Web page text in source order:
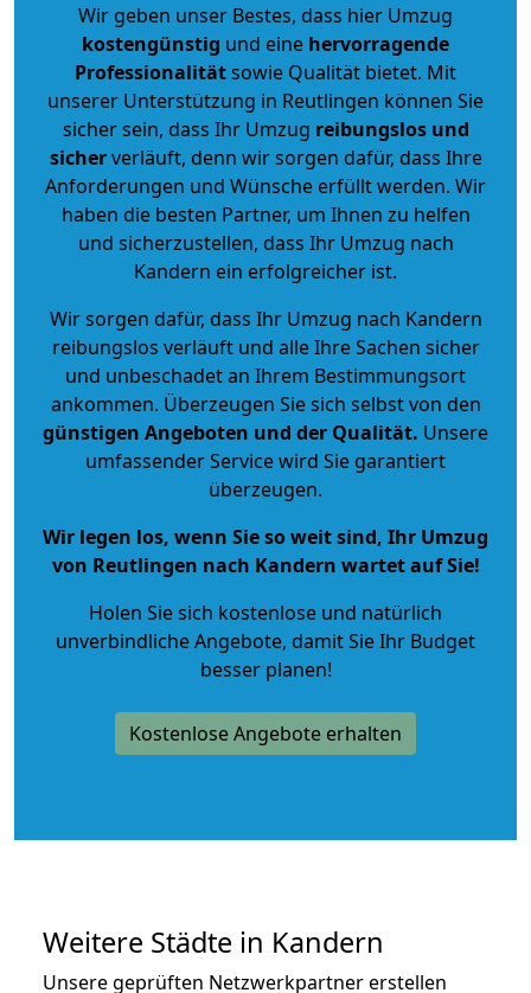
Wir geben unser Bestes, dass hier Umzug
kostengünstig und eine hervorragende
Professionalitätsowie Qualität bietet. Mit
unserer Unterstützung in Reutlingen können Sie
sicher sein, dass Ihr Umzug reibungslos und
sicherverläuft, denn wir sorgen dafür, dass Ihre
Anforderungen und Wünsche erfüllt werden. Wir
haben die besten Partner, um Ihnen zu helfen
und sicherzustellen, dass Ihr Umzug nach
Kandern ein erfolgreicher ist.
Wir sorgen dafür, dass Ihr Umzug nach Kandern
reibungslos verläuft und alle Ihre Sachen sicher
und unbeschadet an Ihrem Bestimmungsort
ankommen. Überzeugen Sie sich selbst von den
günstigen Angeboten und der Qualität. Unsere
umfassender Service wird Sie garantiert
überzeugen.
Wir legen los, wenn Sie so weit sind, Ihr Umzug
von Reutlingen nach Kandern wartet auf Sie!
Holen Sie sich kostenlose und natürlich
unverbindliche Angebote, damit Sie Ihr Budget
besser planen!
Kostenlose Angebote erhalten
Weitere Städte in Kandern
Unsere geprüften Netzwerkpartner erstellen